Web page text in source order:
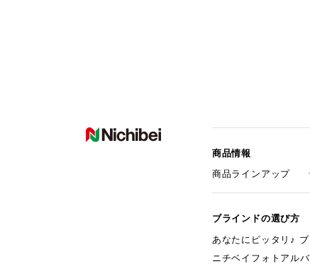
商品情報
商品ラインアップ
ブラインドの選び方
あなたにピッタリ♪
ニチベイフォトアル